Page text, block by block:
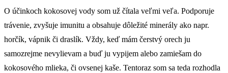
O účinkoch kokosovej vody som už čítala veľmi veľa. Podporuje
trávenie, zvyšuje imunitu a obsahuje dôležité minerály ako napr.
horčík, vápnik či draslík. Vždy, keď mám čerstvý orech ju
samozrejme nevylievam a buď ju vypijem alebo zamiešam do
kokosového mlieka, či ovsenej kaše. Tentoraz som sa teda rozhodla